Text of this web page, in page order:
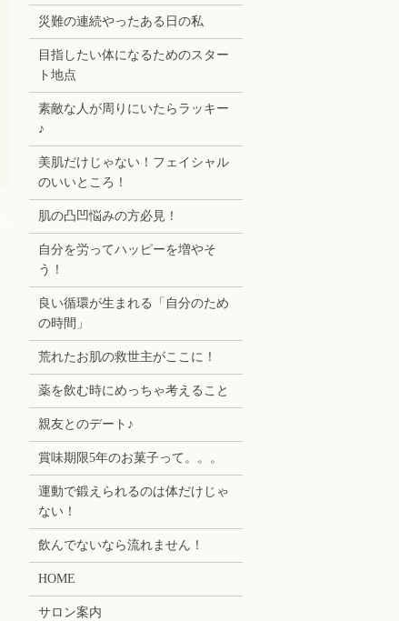
災難の連続やったある日の私
目指したい体になるためのスター
ト地点
素敵な人が周りにいたらラッキー
♪
美肌だけじゃない！フェイシャル
のいいところ！
肌の凸凹悩みの方必見！
自分を労ってハッピーを増やそ
う！
良い循環が生まれる「自分のため
の時間」
荒れたお肌の救世主がここに！
薬を飲む時にめっちゃ考えること
親友とのデート♪
賞味期限5年のお菓子って。。。
運動で鍛えられるのは体だけじゃ
ない！
飲んでないなら流れません！
HOME
サロン案内